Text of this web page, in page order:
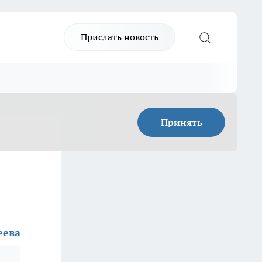
Прислать новость
Принять